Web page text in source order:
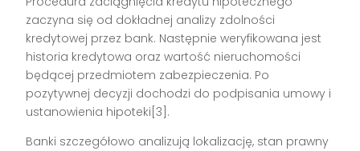
zaczyna się od dokładnej analizy zdolności
kredytowej przez bank. Następnie weryfikowana jest
historia kredytowa oraz wartość nieruchomości
będącej przedmiotem zabezpieczenia. Po
pozytywnej decyzji dochodzi do podpisania umowy i
ustanowienia hipoteki[3].
Banki szczegółowo analizują lokalizację, stan prawny